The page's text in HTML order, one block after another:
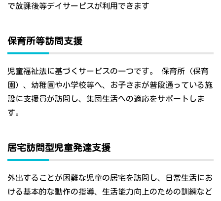
で放課後等デイサービスが利用できます
保育所等訪問支援
児童福祉法に基づくサービスの一つです。 保育所（保育
園）、幼稚園や小学校等へ、お子さまが普段通っている施
設に支援員が訪問し、集団生活への適応をサポートしま
す。
居宅訪問型児童発達支援
外出することが困難な児童の居宅を訪問し、日常生活にお
ける基本的な動作の指導、生活能力向上のための訓練など